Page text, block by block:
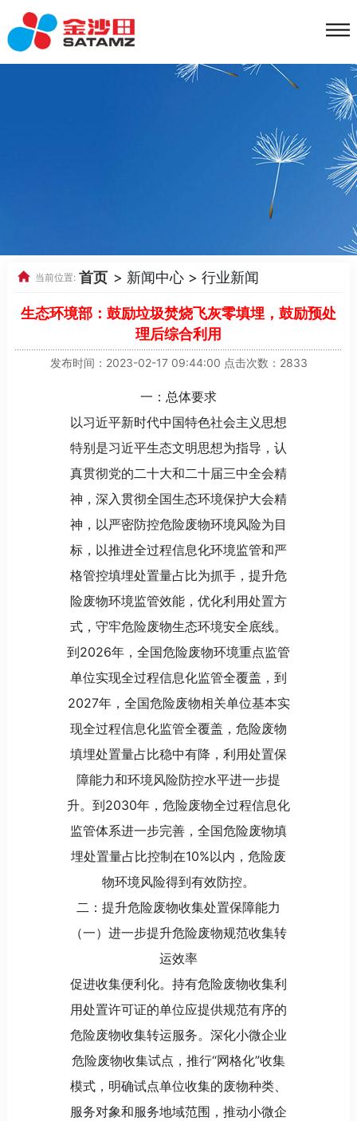
当前位置: 首页 > 新闻中心 > 行业新闻
生态环境部：鼓励垃圾焚烧飞灰零填埋，鼓励预处
理后综合利用
发布时间：2023-02-17 09:44:00 点击次数：2833
一：总体要求
以习近平新时代中国特色社会主义思想
特别是习近平生态文明思想为指导，认
真贯彻党的二十大和二十届三中全会精
神，深入贯彻全国生态环境保护大会精
神，以严密防控危险废物环境风险为目
标，以推进全过程信息化环境监管和严
格管控填埋处置量占比为抓手，提升危
险废物环境监管效能，优化利用处置方
式，守牢危险废物生态环境安全底线。
到2026年，全国危险废物环境重点监管
单位实现全过程信息化监管全覆盖，到
2027年，全国危险废物相关单位基本实
现全过程信息化监管全覆盖，危险废物
填埋处置量占比稳中有降，利用处置保
障能力和环境风险防控水平进一步提
升。到2030年，危险废物全过程信息化
监管体系进一步完善，全国危险废物填
埋处置量占比控制在10%以内，危险废
物环境风险得到有效防控。
二：提升危险废物收集处置保障能力
（一）进一步提升危险废物规范收集转
运效率
促进收集便利化。持有危险废物收集利
用处置许可证的单位应提供规范有序的
危险废物收集转运服务。深化小微企业
危险废物收集试点，推行“网格化”收集
模式，明确试点单位收集的废物种类、
服务对象和服务地域范围，推动小微企